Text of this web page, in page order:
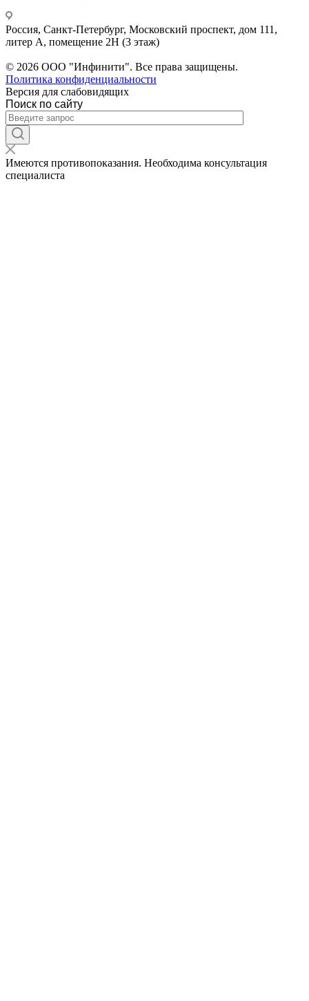
Россия, Санкт-Петербург, Московский проспект, дом 111,
литер А, помещение 2Н (3 этаж)
© 2026 ООО "Инфинити". Все права защищены.
Политика конфиденциальности
Версия для слабовидящих
Поиск по сайту
Имеются противопоказания. Необходима консультация
специалиста